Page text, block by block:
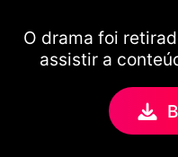
O drama foi
assistir a